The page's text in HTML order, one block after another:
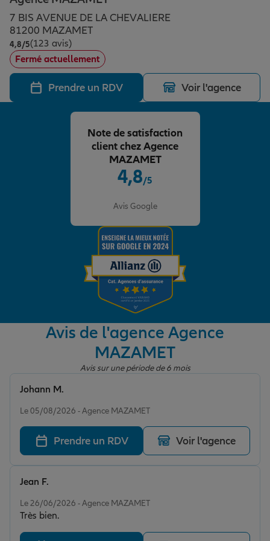
Assurance emprunteur
Prévoyance et dépendance
Assurance animal de compagnie
Protection de la famille
Protection juridique
Épargne & retraite
Plan épargne retraite
Assurance vie
Placements financiers
Investissements immobiliers
Transmission
Vos projets
Partir en vacances
Départ à la retraite
Préparer l’avenir
Conseil assurance
Assurance habitation
Le Pack Famille
Garantie des accidents de la vie
Assurance scolaire
Retraite
Tous nos devis d'assurance
Allianz en France
7 BIS AVENUE DE LA CHEVALIERE
81200 MAZAMET
4,8/5Note de 4.8 sur 5
(123 avis)
Fermé actuellement
Prendre un RDV Voir l'agence
4,8/5
Avis Google
Note de satisfaction
client chez Agence
MAZAMET
Avis de l'agence Agence
MAZAMET
Avis sur une période de 6 mois
Le 05/08/2026 - Agence MAZAMET
Johann M.
Prendre un RDV Voir l'agence
Le 26/06/2026 - Agence MAZAMET
Très bien.
Jean F.